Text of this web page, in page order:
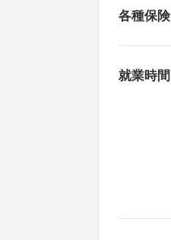
各種保険
就業時間